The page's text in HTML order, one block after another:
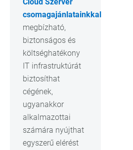
csomagajánlatainkkal
megbízható,
biztonságos és
költséghatékony
IT infrastruktúrát
biztosíthat
cégének,
ugyanakkor
alkalmazottai
számára nyújthat
egyszerű elérést